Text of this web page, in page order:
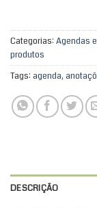
Categorias: Agendas
produtos
Tags: agenda,
DESCRIÇÃO